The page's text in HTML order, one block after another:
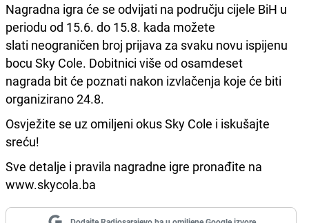
Nagradna igra će se odvijati na području cijele BiH u
periodu od 15.6. do 15.8. kada možete
slati neograničen broj prijava za svaku novu ispijenu
bocu Sky Cole. Dobitnici više od osamdeset
nagrada bit će poznati nakon izvlačenja koje će biti
organizirano 24.8.
Osvježite se uz omiljeni okus Sky Cole i iskušajte
sreću!
Sve detalje i pravila nagradne igre pronađite na
www.skycola.ba